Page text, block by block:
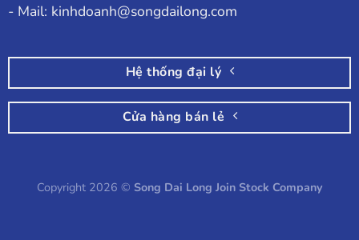
- Mail: kinhdoanh@songdailong.com
Hệ thống đại lý
Cửa hàng bán lẻ
Copyright 2026 © Song Dai Long Join Stock Company